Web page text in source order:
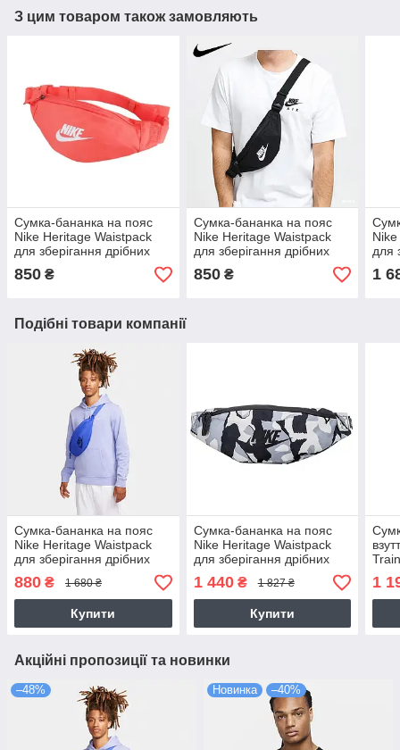
З цим товаром також замовляють
Сумка-бананка на пояс
Nike Heritage Waistpack
для зберігання дрібних
предметів (DB0488-814)
850 ₴
Сумка-бананка на пояс
Nike Heritage Waistpack
для зберігання дрібних
предметів (DB0488-010)
850₴
для
1
Подібні товари компанії
Сумка-бананка на пояс
Nike Heritage Waistpack
для зберігання дрібних
предметів (DB0490-581)
880 ₴ 1 680 ₴
Купити
Сумка-бананка на пояс
Nike Heritage Waistpack
для зберігання дрібних
предметів (DV6242-060)
1 440₴ 1 827 ₴
Купити
1
Акційні пропозиції та новинки
–48% Новинка –40%